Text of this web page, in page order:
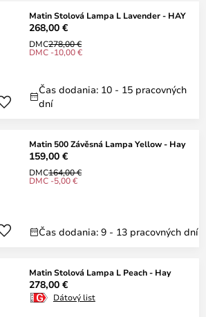
Matin Stolová Lampa L Lavender - HAY
268,00 €
DMC278,00 €
DMC -10,00 €
Čas dodania: 10 - 15 pracovných
dní
Matin 500 Závěsná Lampa Yellow - Hay
159,00 €
DMC164,00 €
DMC -5,00 €
Čas dodania: 9 - 13 pracovných dní
Matin Stolová Lampa L Peach - Hay
278,00 €
Dátový list